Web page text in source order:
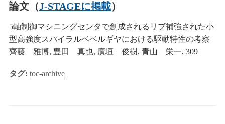
論文（J-STAGEに掲載）
5軸制御マシニングセンタで創成されるリブ補強された小
型高強度スパイラルベベルギヤにおける駆動特性の考察
齊藤 雅博, 豊田 真也, 廣垣 俊樹, 青山 栄一, 309
タグ: toc-archive